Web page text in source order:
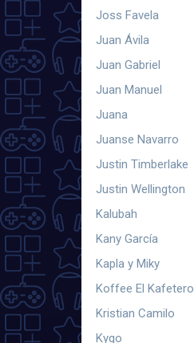
Joss Favela
Juan Ávila
Juan Gabriel
Juan Manuel
Juana
Juanse Navarro
Justin Timberlake
Justin Wellington
Kalubah
Kany García
Kapla y Miky
Koffee El Kafetero
Kristian Camilo
Kygo